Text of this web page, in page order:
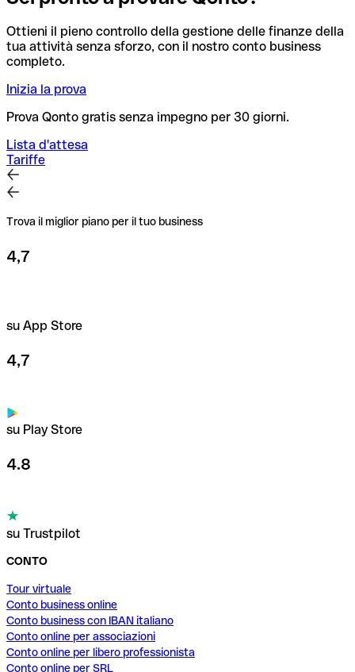
Ottieni il pieno controllo della gestione delle finanze della
tua attività senza sforzo, con il nostro conto business
completo.
Inizia la prova
Prova Qonto gratis senza impegno per 30 giorni.
Lista d'attesa
Tariffe
Trova il miglior piano per il tuo business
4,7
su App Store
4,7
su Play Store
4.8
su Trustpilot
CONTO
Tour virtuale
Conto business online
Conto business con IBAN italiano
Conto online per associazioni
Conto online per libero professionista
Conto online per SRL